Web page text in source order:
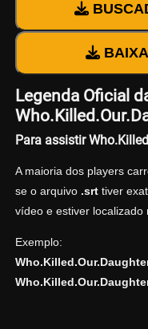
Legenda Oficial
Para assistir
A maioria dos players
se o arquivo .srttiver
vídeo e estiver localizado
Exemplo: